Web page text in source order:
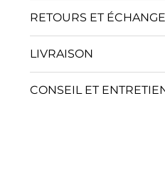
RETOURS ET
LIVRAISON
CONSEIL ET